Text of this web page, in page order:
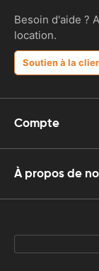
Besoin d'aide ?
location.
Soutien à la
Compte
À propos de